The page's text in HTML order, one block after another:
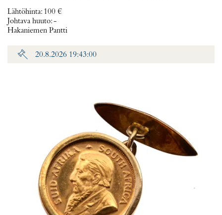
Lähtöhinta: 100 €
Johtava huuto:-
Hakaniemen Pantti
20.8.2026 19:43:00